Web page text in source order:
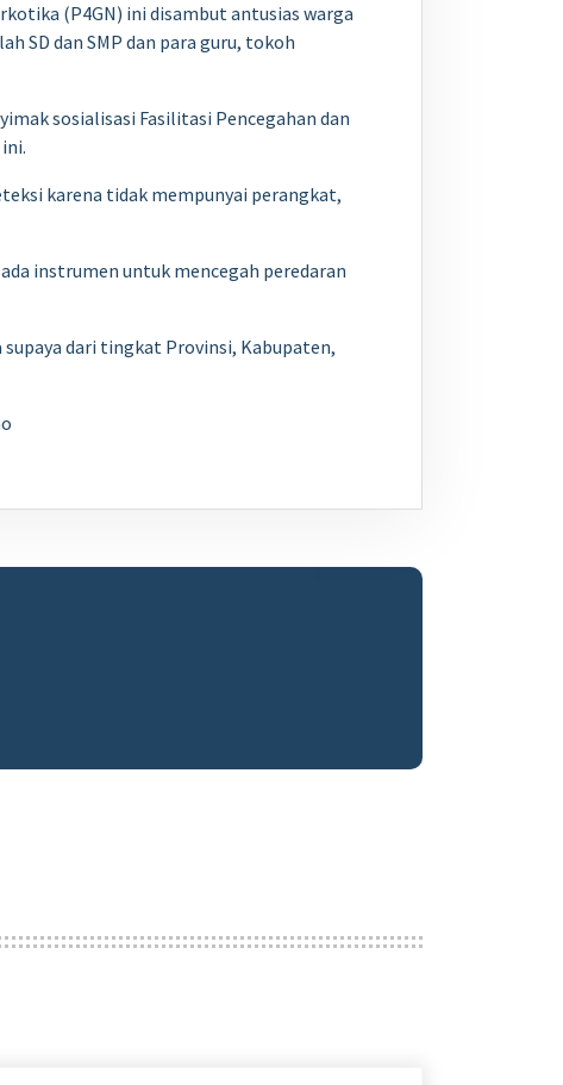
(P4GN) ini disambut antusias warga
SD dan SMP dan para guru, tokoh
sosialisasi Fasilitasi Pencegahan dan
karena tidak mempunyai perangkat,
instrumen untuk mencegah peredaran
dari tingkat Provinsi, Kabupaten,